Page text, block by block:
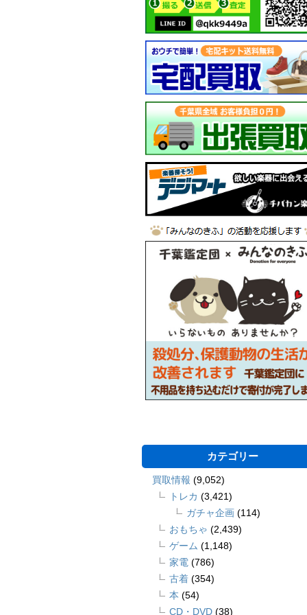
カテゴリー
買取情報 (9,052)
トレカ (3,421)
ガチャ企画 (114)
おもちゃ (2,439)
ゲーム (1,148)
家電 (786)
古着 (354)
本 (54)
CD・DVD (38)